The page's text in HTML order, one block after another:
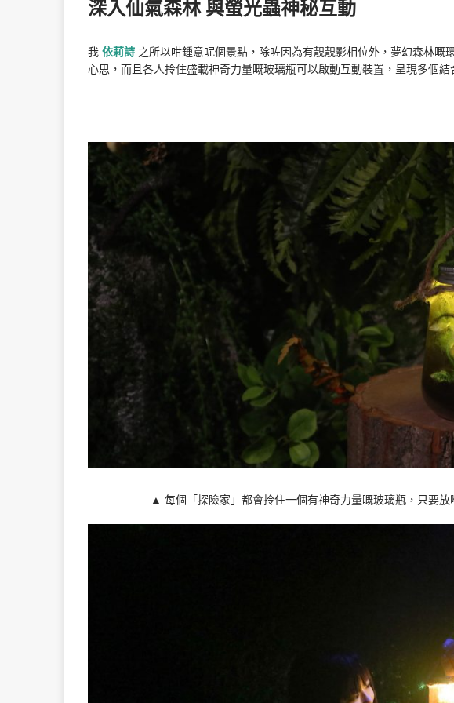
深入仙氣森林 與螢光蟲神秘互動
我 依莉詩 之所以咁鍾意呢個景點，除咗因為有靚靚影相位外，夢幻森林嘅
心思，而且各人拎住盛載神奇力量嘅玻璃瓶可以啟動互動裝置，呈現多個
▲ 每個「探險家」都會拎住一個有神奇力量嘅玻璃瓶，只要放